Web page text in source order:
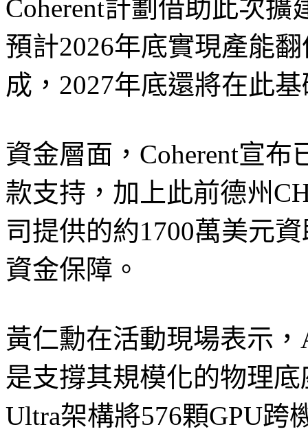
Coherent計劃借助此次
預計2026年底實現產能
成，2027年底還將在此
資金層面，Coherent宣布
款支持，加上此前德州
司提供的約1700萬美元
資金保障。
黃仁勳在活動現場表示
是支撐其規模化的物理
Ultra架構將576顆GPU跨